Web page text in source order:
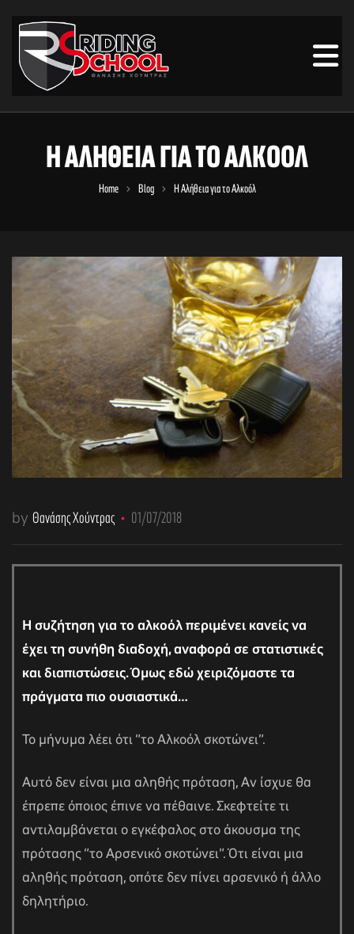
Η ΑΛΉΘΕΙΑ ΓΙΑ ΤΟ ΑΛΚΟΌΛ
Home Blog Η Αλήθεια για το Αλκοόλ
by Θανάσης Χούντρας 01/07/2018
H συζήτηση για το αλκοόλ περιμένει κανείς να
έχει τη συνήθη διαδοχή, αναφορά σε στατιστικές
και διαπιστώσεις. Όμως εδώ χειριζόμαστε τα
πράγματα πιο ουσιαστικά…
Το μήνυμα λέει ότι “το Αλκοόλ σκοτώνει”.
Αυτό δεν είναι μια αληθής πρόταση, Αν ίσχυε θα
έπρεπε όποιος έπινε να πέθαινε. Σκεφτείτε τι
αντιλαμβάνεται ο εγκέφαλος στο άκουσμα της
πρότασης “το Αρσενικό σκοτώνει”. Ότι είναι μια
αληθής πρόταση, οπότε δεν πίνει αρσενικό ή άλλο
δηλητήριο.